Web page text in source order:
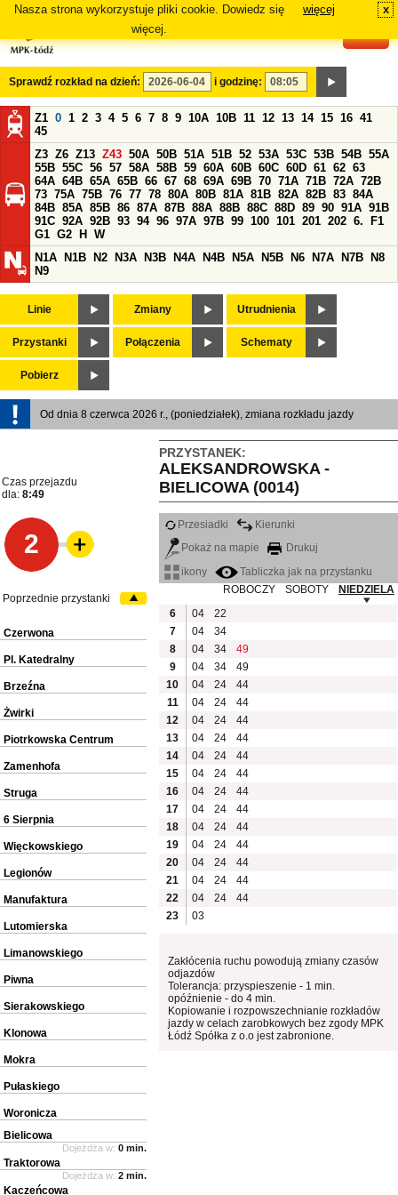
Nasza strona wykorzystuje pliki cookie. Dowiedz się
więcej.
więcej x
Sprawdź rozkład na dzień: i godzinę:
Z1 0 1 2 3 4 5 6 7 8 9 10A 10B 11 12 13 14 15 16 41
45
Z3 Z6 Z13 Z43 50A 50B 51A 51B 52 53A 53C 53B 54B 55A
55B 55C 56 57 58A 58B 59 60A 60B 60C 60D 61 62 63
64A 64B 65A 65B 66 67 68 69A 69B 70 71A 71B 72A 72B
73 75A 75B 76 77 78 80A 80B 81A 81B 82A 82B 83 84A
84B 85A 85B 86 87A 87B 88A 88B 88C 88D 89 90 91A 91B
91C 92A 92B 93 94 96 97A 97B 99 100 101 201 202 6.
F1
G1 G2 H
W
N1A
N1B N2 N3A N3B N4A N4B N5A N5B N6 N7A N7B
N8
N9
Linie Zmiany Utrudnienia
Przystanki Połączenia Schematy
Pobierz
Od dnia 8 czerwca 2026 r., (poniedziałek), zmiana rozkładu jazdy
PRZYSTANEK:
ALEKSANDROWSKA -
BIELICOWA (0014)
Czas przejazdu
dla: 8:49
2
Przesiadki
Kierunki
Pokaż na mapie
Drukuj
ikony
Tabliczka jak na przystanku
ROBOCZY
SOBOTY
NIEDZIELA
6
04
22
7
04
34
8
04 34
49
9
04 34
49
10
04 24
44
11
04 24
44
12
04 24
44
13
04 24
44
14
04 24
44
15
04 24
44
16
04 24
44
17
04 24
44
18
04 24
44
19
04 24
44
20
04 24
44
21
04 24
44
22
04 24
44
23
03
Zakłócenia ruchu powodują zmiany czasów
odjazdów
Tolerancja: przyspieszenie - 1 min.
opóźnienie - do 4 min.
Kopiowanie i rozpowszechnianie rozkładów
jazdy w celach zarobkowych bez zgody MPK
Łódź Spółka z o.o jest zabronione.
Poprzednie przystanki
Czerwona
Pl. Katedralny
Brzeźna
Żwirki
Piotrkowska Centrum
Zamenhofa
Struga
6 Sierpnia
Więckowskiego
Legionów
Manufaktura
Lutomierska
Limanowskiego
Piwna
Sierakowskiego
Klonowa
Mokra
Pułaskiego
Woronicza
Bielicowa
Dojeżdża w: 0 min.
Traktorowa
Dojeżdża w: 2 min.
Kaczeńcowa